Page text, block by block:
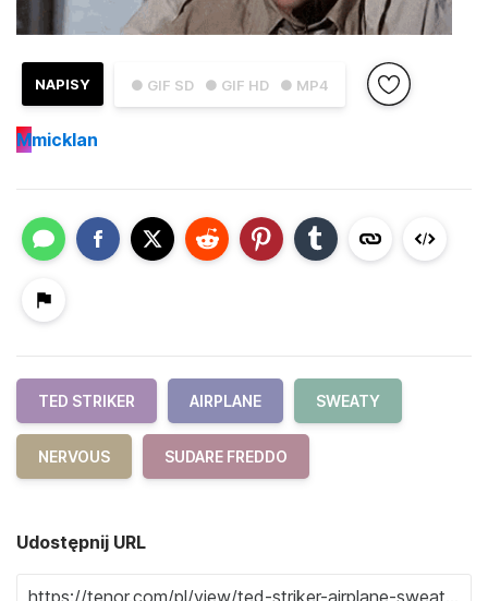
● GIF SD ● GIF HD ● MP4
NAPISY
Mmicklan
TED STRIKER AIRPLANE SWEATY
NERVOUS SUDARE FREDDO
Udostępnij URL